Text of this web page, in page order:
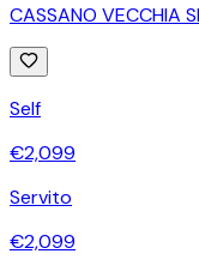
CASSANO VECCHIA
Self
€2,099
Servito
€2,099